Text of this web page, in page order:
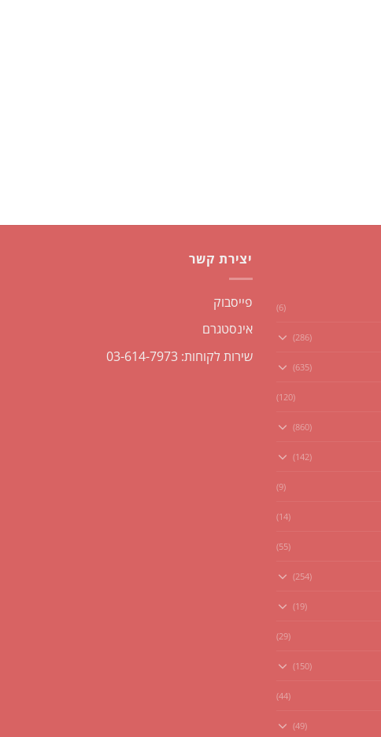
(6)
(286)
(635)
(120)
(860)
(142)
(9)
(14)
(55)
(254)
(19)
(29)
(150)
(44)
(49)
יצירת קשר
פייסבוק
אינסטגרם
שירות לקוחות: 03-614-7973